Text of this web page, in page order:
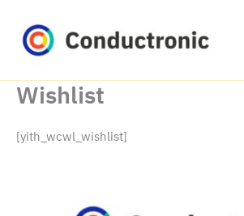
contenido
Wishlist
[yith_wcwl_wishlist]